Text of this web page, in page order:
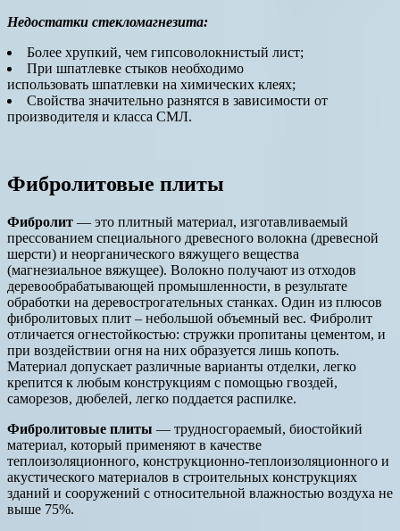
Недостатки стекломагнезита:
Более хрупкий, чем гипсоволокнистый лист;
При шпатлевке стыков необходимо
использовать шпатлевки на химических клеях;
Свойства значительно разнятся в зависимости от
производителя и класса СМЛ.
Фибролитовые плиты
Фибролит — это плитный материал, изготавливаемый
прессованием специального древесного волокна (древесной
шерсти) и неорганического вяжущего вещества
(магнезиальное вяжущее). Волокно получают из отходов
деревообрабатывающей промышленности, в результате
обработки на деревострогательных станках. Один из плюсов
фибролитовых плит – небольшой объемный вес. Фибролит
отличается огнестойкостью: стружки пропитаны цементом, и
при воздействии огня на них образуется лишь копоть.
Материал допускает различные варианты отделки, легко
крепится к любым конструкциям с помощью гвоздей,
саморезов, дюбелей, легко поддается распилке.
Фибролитовые плиты — трудносгораемый, биостойкий
материал, который применяют в качестве
теплоизоляционного, конструкционно-теплоизоляционного и
акустического материалов в строительных конструкциях
зданий и сооружений с относительной влажностью воздуха не
выше 75%.